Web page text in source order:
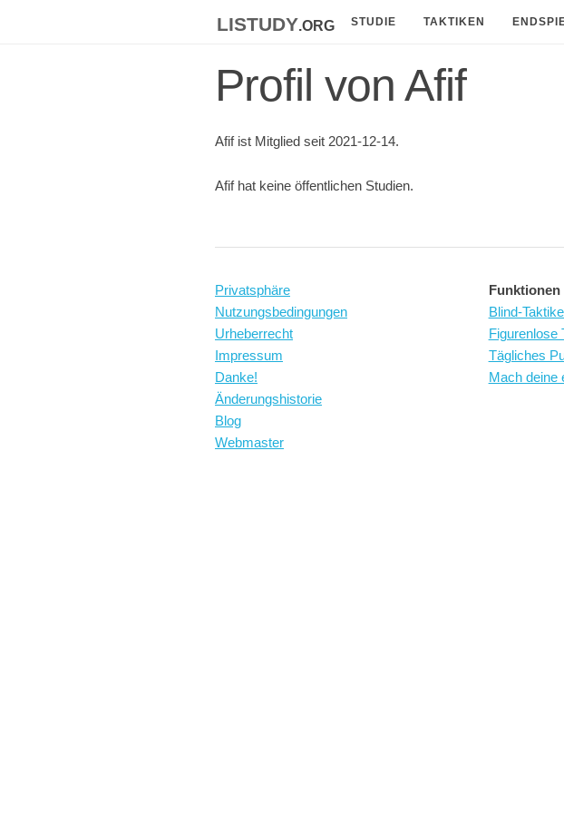
listudy.org STUDIE TAKTIKEN
Profil von Afif
Afif ist Mitglied seit 2021-12-14.
Afif hat keine öffentlichen Studien.
Privatsphäre
Nutzungsbedingungen
Urheberrecht
Impressum
Danke!
Änderungshistorie
Blog
Webmaster
Funktionen
Blind-
Figurenlose
Tägliches
Mach deine